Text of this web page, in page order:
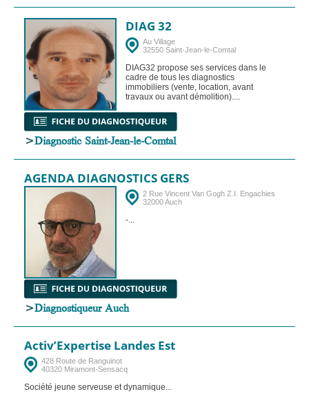
DIAG 32
Au Village
32550 Saint-Jean-le-Comtal
DIAG32 propose ses services dans le
cadre de tous les diagnostics
immobiliers (vente, location, avant
travaux ou avant démolition)....
>Diagnostic Saint-Jean-le-Comtal
AGENDA DIAGNOSTICS GERS
2 Rue Vincent Van Gogh Z.I. Engachies
32000 Auch
-...
>Diagnostiqueur Auch
Activ’Expertise Landes Est
428 Route de Ranguinot
40320 Miramont-Sensacq
Société jeune serveuse et dynamique...